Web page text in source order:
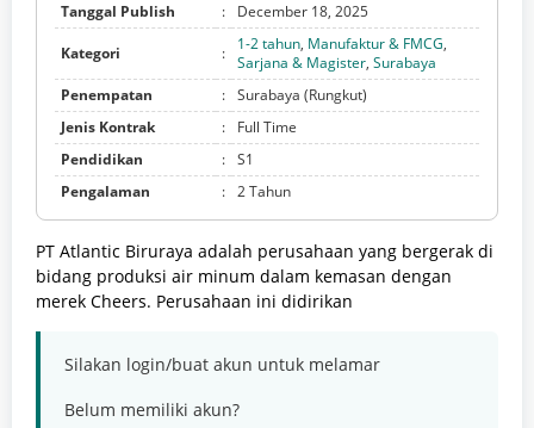
Tanggal Publish : December 18, 2025
Kategori : 1-2 tahun, Manufaktur & FMCG,
Sarjana & Magister, Surabaya
Penempatan
: Surabaya (Rungkut)
Jenis Kontrak
:
Full Time
Pendidikan
: S1
Pengalaman
: 2 Tahun
PT Atlantic Biruraya adalah perusahaan yang bergerak di
bidang produksi air minum dalam kemasan dengan
merek Cheers. Perusahaan ini didirikan
Silakan login/buat akun untuk melamar
Belum memiliki akun?